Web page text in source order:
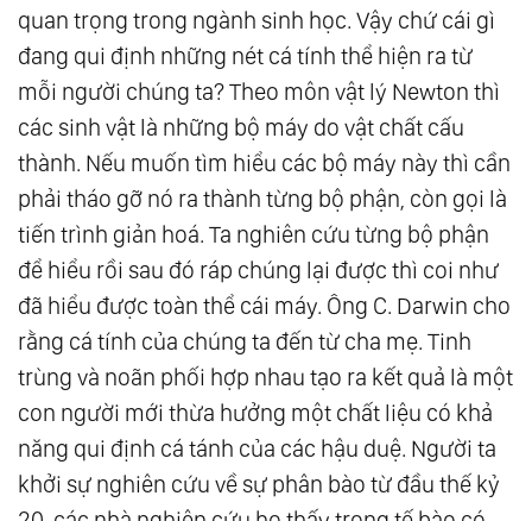
quan trọng trong ngành sinh học. Vậy chứ cái gì
đang qui định những nét cá tính thể hiện ra từ
mỗi người chúng ta? Theo môn vật lý Newton thì
các sinh vật là những bộ máy do vật chất cấu
thành. Nếu muốn tìm hiểu các bộ máy này thì cần
phải tháo gỡ nó ra thành từng bộ phận, còn gọi là
tiến trình giản hoá. Ta nghiên cứu từng bộ phận
để hiểu rồi sau đó ráp chúng lại được thì coi như
đã hiểu được toàn thể cái máy. Ông C. Darwin cho
rằng cá tính của chúng ta đến từ cha mẹ. Tinh
trùng và noãn phối hợp nhau tạo ra kết quả là một
con người mới thừa hưởng một chất liệu có khả
năng qui định cá tánh của các hậu duệ. Người ta
khởi sự nghiên cứu về sự phân bào từ đầu thế kỷ